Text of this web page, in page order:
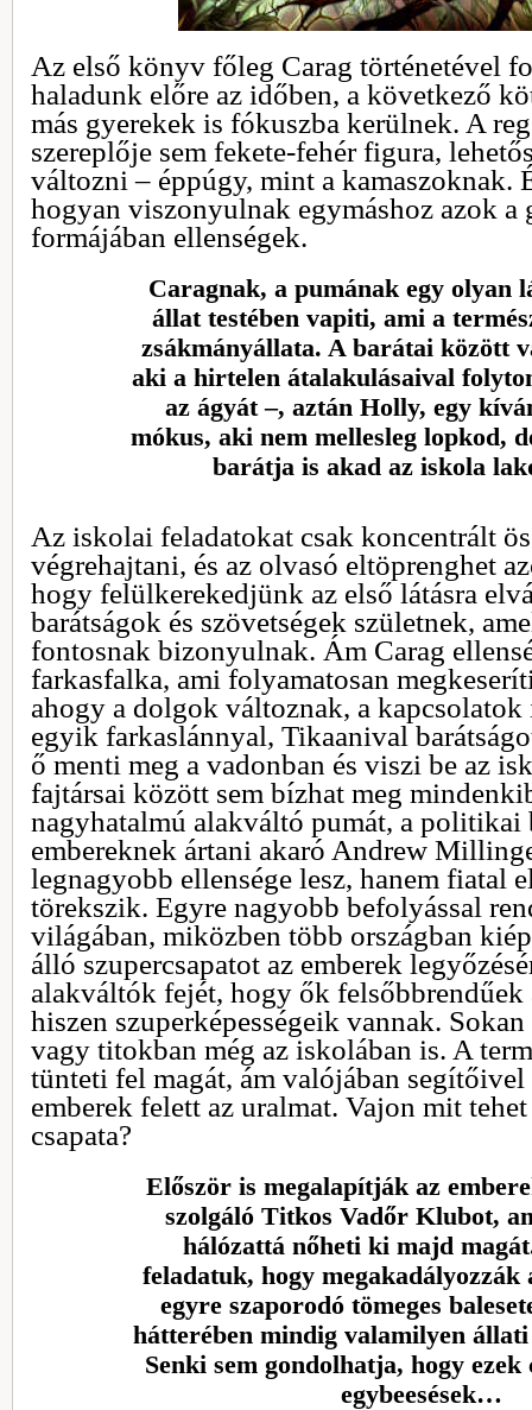
Az első könyv főleg Carag történetével
haladunk előre az időben, a következő
más gyerekek is fókuszba kerülnek. A
szereplője sem fekete-fehér figura,
változni – éppúgy, mint a kamaszoknak.
hogyan viszonyulnak egymáshoz azok a
formájában ellenségek.
Caragnak, a pumának egy olyan
állat testében vapiti, ami a
zsákmányállata. A barátai között
aki a hirtelen átalakulásaival
az ágyát –, aztán Holly, egy
mókus, aki nem mellesleg lopkod,
barátja is akad az iskola
Az iskolai feladatokat csak koncentrált
végrehajtani, és az olvasó eltöprenghet
hogy felülkerekedjünk az első látásra
barátságok és szövetségek születnek,
fontosnak bizonyulnak. Ám Carag
farkasfalka, ami folyamatosan
ahogy a dolgok változnak, a
egyik farkaslánnyal, Tikaanival
ő menti meg a vadonban és viszi be az
fajtársai között sem bízhat meg
nagyhatalmú alakváltó pumát, a politikai
embereknek ártani akaró Andrew
legnagyobb ellensége lesz, hanem fiatal
törekszik. Egyre nagyobb befolyással
világában, miközben több országban
álló szupercsapatot az emberek
alakváltók fejét, hogy ők felsőbbrendűek
hiszen szuperképességeik vannak.
vagy titokban még az iskolában is. A
tünteti fel magát, ám valójában segítőivel
emberek felett az uralmat. Vajon mit
csapata?
Először is megalapítják az
szolgáló Titkos Vadőr Klubot,
hálózattá nőheti ki majd
feladatuk, hogy megakadályozzák
egyre szaporodó tömeges
hátterében mindig valamilyen állati
Senki sem gondolhatja, hogy ezek
egybeesések…